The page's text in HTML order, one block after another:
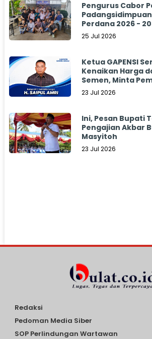
Pengurus Cabor
Perdana 2026 -
25 Jul 2026
Ketua GAPENSI
Kenaikan Harga
Semen, Minta
Bertindak
23 Jul 2026
Ini, Pesan Bupati
Pengajian Akbar
Masyitoh
23 Jul 2026
Redaksi
Pedoman Media Siber
SOP Perlindungan Wartawan